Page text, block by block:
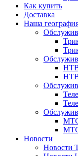
Как купить
Доставка
Наша
НТВ
МТС
Новости
Новости